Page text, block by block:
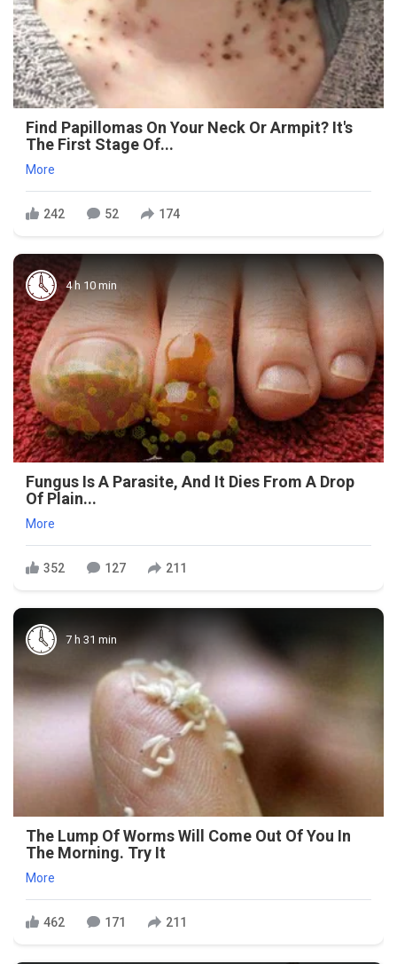
Find Papillomas On Your Neck Or Armpit? It's
The First Stage Of...
More
242 52 174
4 h 10 min
Fungus Is A Parasite, And It Dies From A Drop
Of Plain...
More
352 127 211
7 h 31 min
The Lump Of Worms Will Come Out Of You In
The Morning. Try It
More
462 171 211